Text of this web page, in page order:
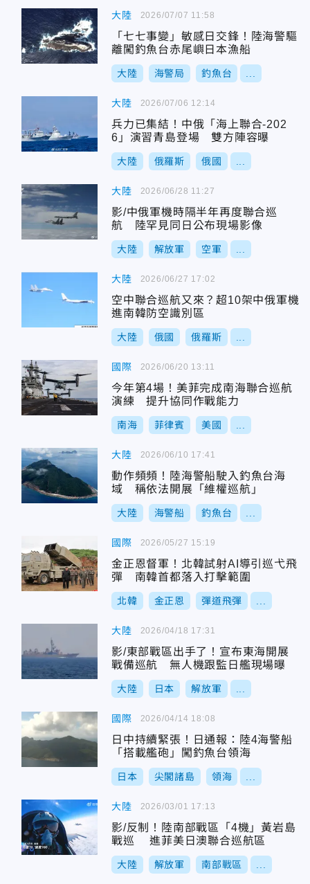
大陸
「七七事變」敏感日交鋒！陸海警驅
離闖釣魚台赤尾嶼日本漁船
大陸 海警局 釣魚台
2026/07/07 11:58
大陸
兵力已集結！中俄「海上聯合-202
6」演習青島登場 雙方陣容曝
大陸 俄羅斯 俄國
2026/07/06 12:14
大陸
影/中俄軍機時隔半年再度聯合巡
航 陸罕見同日公布現場影像
大陸 解放軍 空軍
2026/06/28 11:27
大陸
空中聯合巡航又來？超10架中俄軍機
進南韓防空識別區
大陸 俄國 俄羅斯
2026/06/27 17:02
國際
今年第4場！美菲完成南海聯合巡航
演練 提升協同作戰能力
南海 菲律賓 美國
2026/06/20 13:11
大陸
動作頻頻！陸海警船駛入釣魚台海
域 稱依法開展「維權巡航」
大陸 海警船 釣魚台
2026/06/10 17:41
國際
金正恩督軍！北韓試射AI導引巡弋飛
彈 南韓首都落入打擊範圍
北韓 金正恩 彈道飛彈
2026/05/27 15:19
大陸
影/東部戰區出手了！宣布東海開展
戰備巡航 無人機跟監日艦現場曝
大陸 日本 解放軍
2026/04/18 17:31
國際
日中持續緊張！日通報：陸4海警船
「搭載艦砲」闖釣魚台領海
日本 尖閣諸島 領海
2026/04/14 18:08
大陸
影/反制！陸南部戰區「4機」黃岩島
戰巡 進菲美日澳聯合巡航區
大陸 解放軍 南部戰區
2026/03/01 17:13